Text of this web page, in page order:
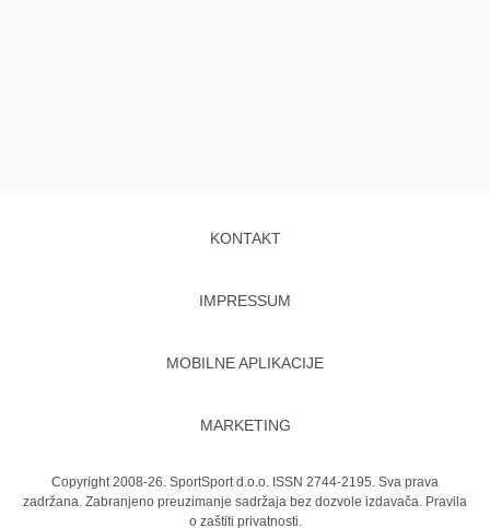
KONTAKT
IMPRESSUM
MOBILNE APLIKACIJE
MARKETING
Copyright 2008-26. SportSport d.o.o. ISSN 2744-2195. Sva prava
zadržana. Zabranjeno preuzimanje sadržaja bez dozvole izdavača. Pravila
o zaštiti privatnosti.